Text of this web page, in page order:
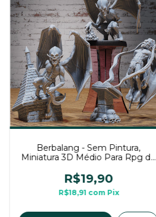
Berbalang - Sem Pintura,
Miniatura 3D Médio Para Rpg de
R$19,90
R$18,91 com Pix